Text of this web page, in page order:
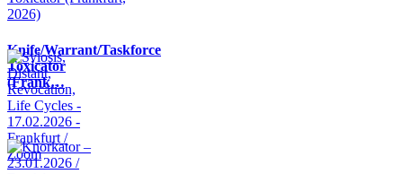
Knife/Warrant/Taskforce
Toxicator
(Frank…